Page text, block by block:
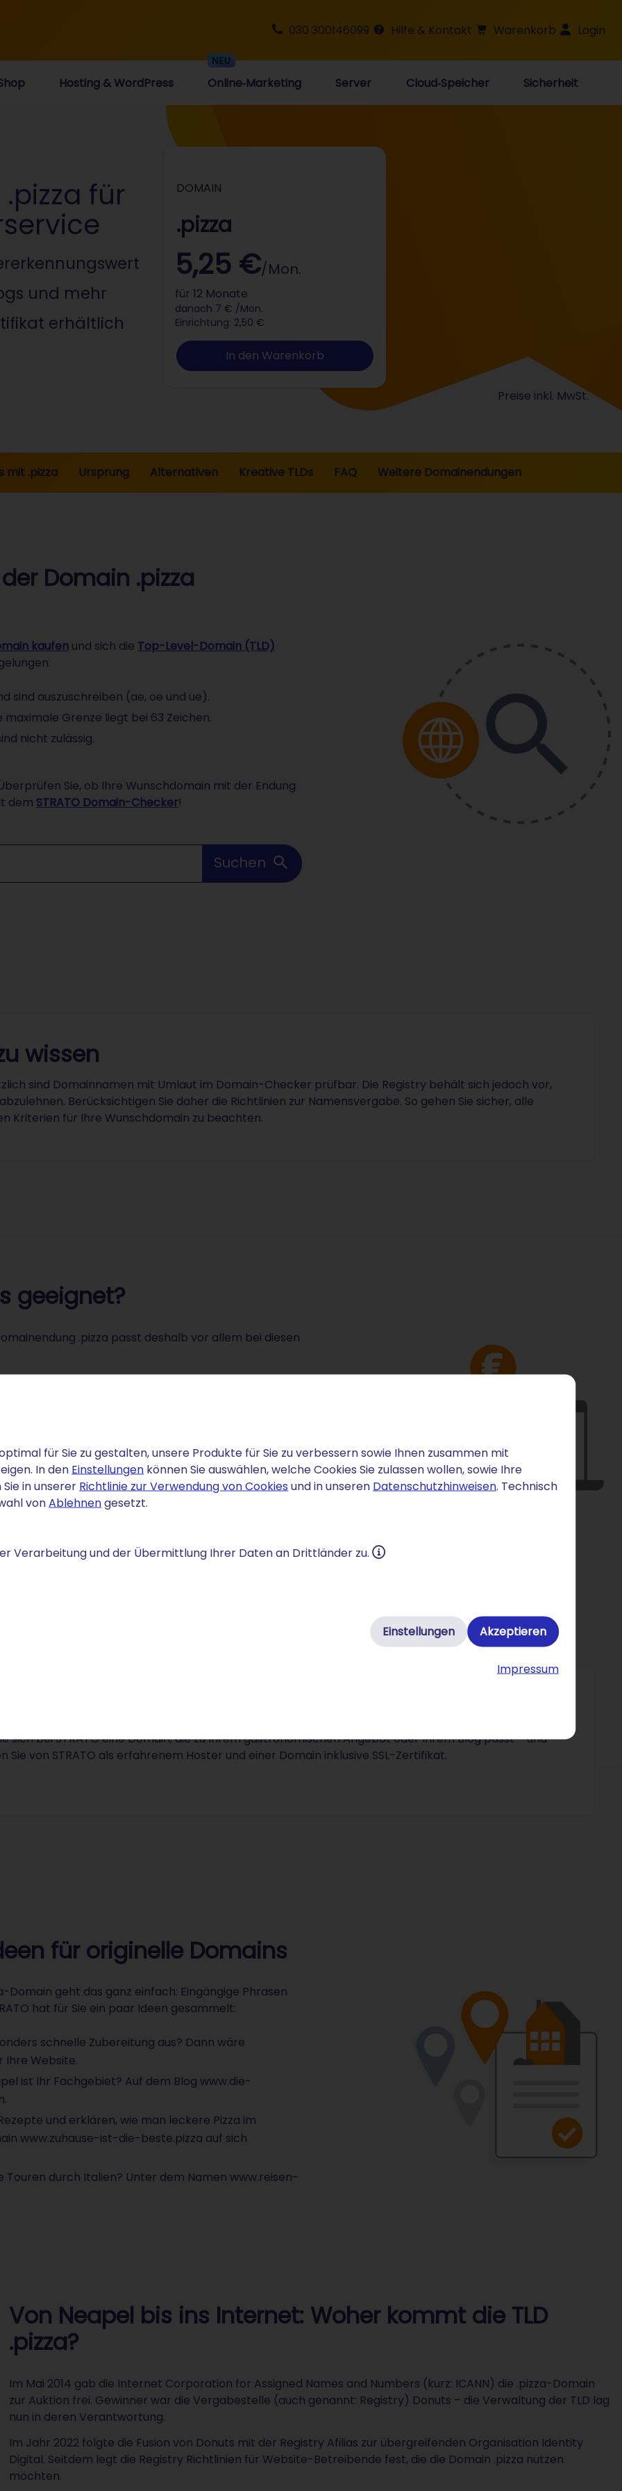
für Sie zu gestalten, unsere Produkte für Sie zu verbessern sowie Ihnen zusammen mit
In den Einstellungen können Sie auswählen, welche Cookies Sie zulassen wollen, sowie Ihre
in unserer Richtlinie zur Verwendung von Cookies und in unseren Datenschutzhinweisen. Technisch
vonAblehnengesetzt.
Verarbeitung und der Übermittlung Ihrer Daten an Drittländer zu.
Einstellungen Akzeptieren
Impressum
030 300146099 Hilfe & Kontakt Warenkorb Login
Hosting & WordPress Online‑Marketing Server Cloud‑Speicher Sicherheit
für
und mehr
erhältlich
DOMAIN
.pizza
5,25 €/Mon.
für 12 Monate
danach 7 € /Mon.
Einrichtung: 2,50 €
In den Warenkorb
Preise inkl. MwSt.
mit .pizza Ursprung Alternativen Kreative TLDs FAQ Weitere Domainendungen
Domain .pizza
kaufen und sich die Top-Level-Domain (TLD)
sind auszuschreiben (ae, oe und ue).
maximale Grenze liegt bei 63 Zeichen.
nicht zulässig.
Sie, ob Ihre Wunschdomain mit der Endung
dem STRATO Domain-Checker!
Suchen
wissen
sind Domainnamen mit Umlaut im Domain-Checker prüfbar. Die Registry behält sich jedoch vor,
Berücksichtigen Sie daher die Richtlinien zur Namensvergabe. So gehen Sie sicher, alle
Kriterien für Ihre Wunschdomain zu beachten.
geeignet?
.pizza passt deshalb vor allem bei diesen
einer Website schon beim ersten Hinsehen.
von gewohnten Domain-Endungen wie.deoder
sich bei STRATO eine Domain, die zu Ihrem gastronomischen Angebot oder Ihrem Blog passt – und
Sie von STRATO als erfahrenem Hoster und einer Domain inklusive SSL-Zertifikat.
für originelle Domains
Domain geht das ganz einfach: Eingängige Phrasen
hat für Sie ein paar Ideen gesammelt:
schnelle Zubereitung aus? Dann wäre
Ihre Website.
ist Ihr Fachgebiet? Auf dem Blog www.die-
und erklären, wie man leckere Pizza im
www.zuhause-ist-die-beste.pizza auf sich
Touren durch Italien? Unter dem Namen www.reisen-
Von Neapel bis ins Internet: Woher kommt die TLD
.pizza?
Im Mai 2014 gab die Internet Corporation for Assigned Names and Numbers (kurz: ICANN) die .pizza-Domain
zur Auktion frei. Gewinner war die Vergabestelle (auch genannt: Registry) Donuts – die Verwaltung der TLD lag
nun in deren Verantwortung.
Im Jahr 2022 folgte die Fusion von Donuts mit der Registry Afilias zur übergreifenden Organisation Identity
Digital. Seitdem legt die Registry Richtlinien für Website-Betreibende fest, die die Domain .pizza nutzen
möchten.